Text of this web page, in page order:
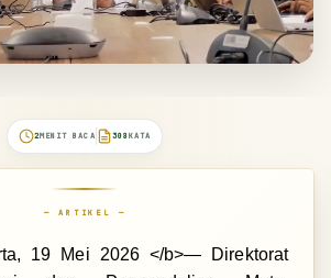
2MENIT BACA 308 KATA
— ARTIKEL —
19 Mei 2026 </b>— Direktorat